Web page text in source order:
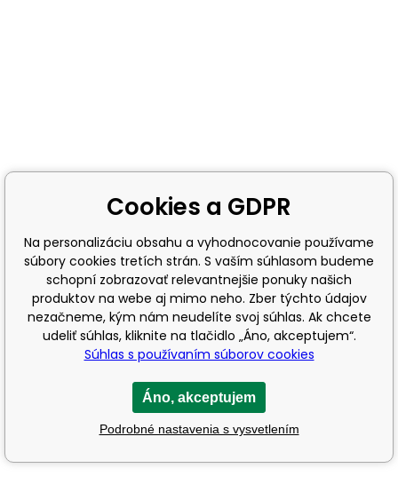
Cookies a GDPR
Na personalizáciu obsahu a vyhodnocovanie používame
súbory cookies tretích strán. S vaším súhlasom budeme
schopní zobrazovať relevantnejšie ponuky našich
produktov na webe aj mimo neho. Zber týchto údajov
nezačneme, kým nám neudelíte svoj súhlas. Ak chcete
udeliť súhlas, kliknite na tlačidlo „Áno, akceptujem“.
Súhlas s používaním súborov cookies
Áno, akceptujem
Podrobné nastavenia s vysvetlením